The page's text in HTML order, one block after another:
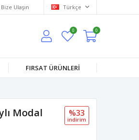
Bize Ulaşın Türkçe
0 0
FIRSAT ÜRÜNLERİ
Modal
%33
i̇ndi̇ri̇m